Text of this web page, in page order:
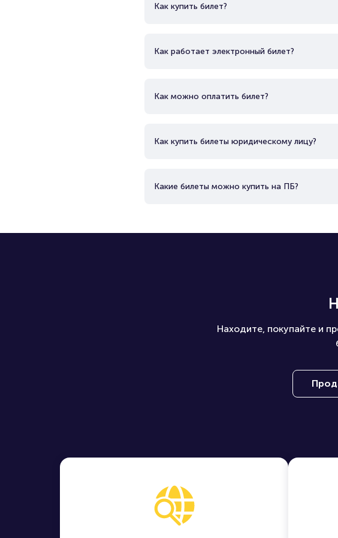
Как купить билет?
Как работает электронный билет?
Как можно оплатить билет?
Как купить билеты юридическому лицу?
Какие билеты можно купить на ПБ?
Находите, покупайте и